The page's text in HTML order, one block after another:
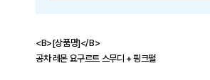
<B>[상품명]</B>
공차 레몬 요구르트 스무디 + 핑크펄